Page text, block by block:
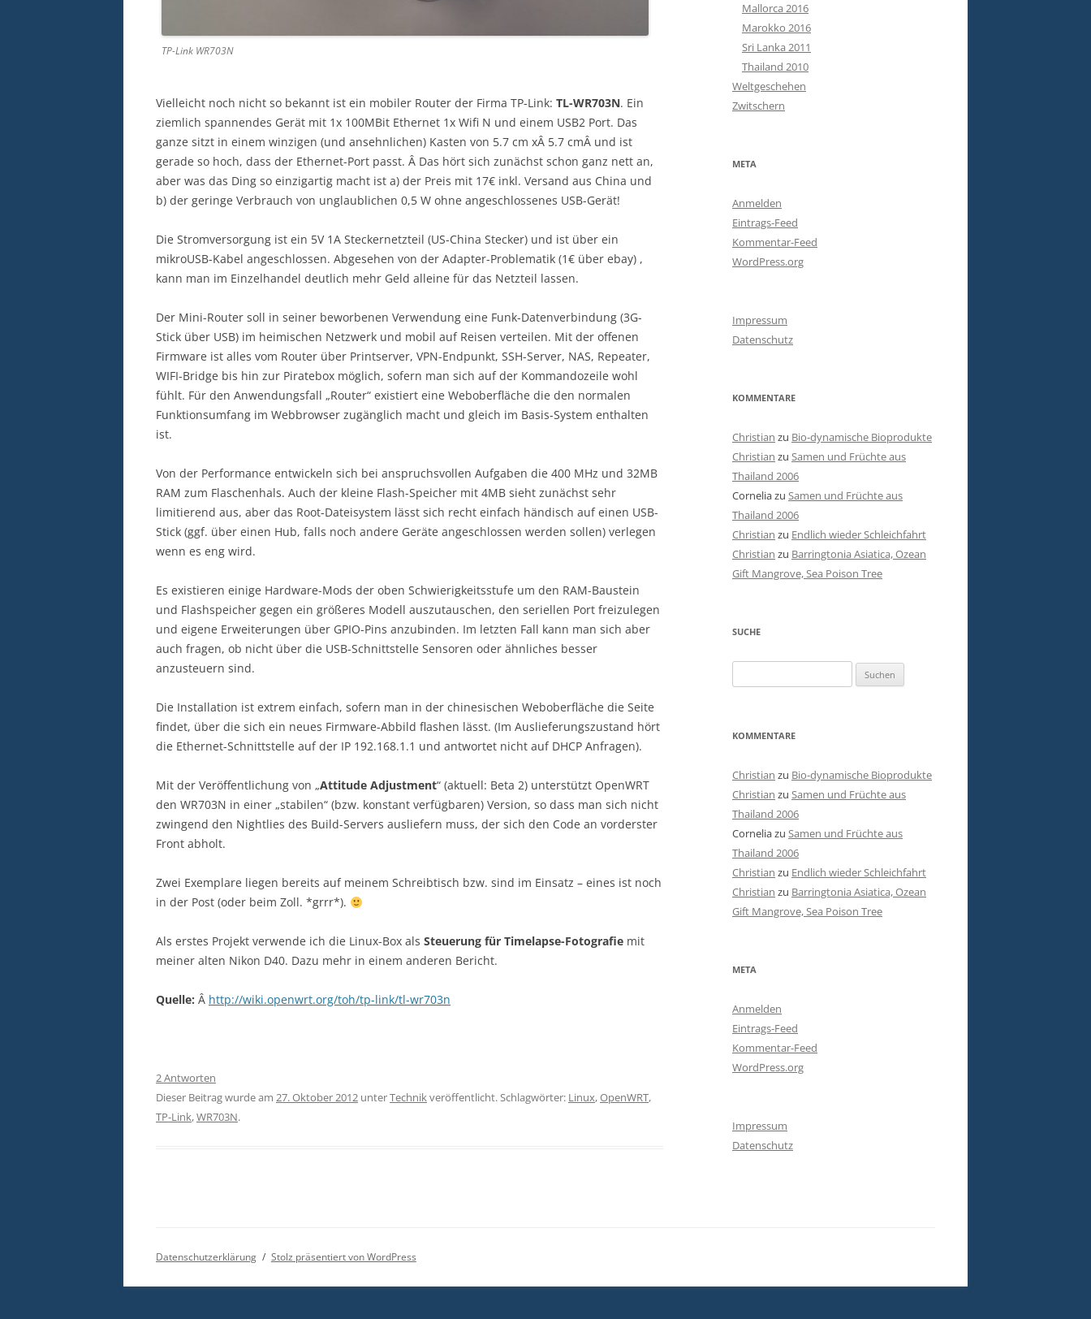
TP-Link WR703N
Vielleicht noch nicht so bekannt ist ein mobiler Router der Firma TP-Link: TL-WR703N. Ein
ziemlich spannendes Gerät mit 1x 100MBit Ethernet 1x Wifi N und einem USB2 Port. Das
ganze sitzt in einem winzigen (und ansehnlichen) Kasten von 5.7 cm xÂ 5.7 cmÂ und ist
gerade so hoch, dass der Ethernet-Port passt. Â Das hört sich zunächst schon ganz nett an,
aber was das Ding so einzigartig macht ist a) der Preis mit 17€ inkl. Versand aus China und
b) der geringe Verbrauch von unglaublichen 0,5 W ohne angeschlossenes USB-Gerät!
Die Stromversorgung ist ein 5V 1A Steckernetzteil (US-China Stecker) und ist über ein
mikroUSB-Kabel angeschlossen. Abgesehen von der Adapter-Problematik (1€ über ebay) ,
kann man im Einzelhandel deutlich mehr Geld alleine für das Netzteil lassen.
Der Mini-Router soll in seiner beworbenen Verwendung eine Funk-Datenverbindung (3G-
Stick über USB) im heimischen Netzwerk und mobil auf Reisen verteilen. Mit der offenen
Firmware ist alles vom Router über Printserver, VPN-Endpunkt, SSH-Server, NAS, Repeater,
WIFI-Bridge bis hin zur Piratebox möglich, sofern man sich auf der Kommandozeile wohl
fühlt. Für den Anwendungsfall „Router“ existiert eine Weboberfläche die den normalen
Funktionsumfang im Webbrowser zugänglich macht und gleich im Basis-System enthalten
ist.
Von der Performance entwickeln sich bei anspruchsvollen Aufgaben die 400 MHz und 32MB
RAM zum Flaschenhals. Auch der kleine Flash-Speicher mit 4MB sieht zunächst sehr
limitierend aus, aber das Root-Dateisystem lässt sich recht einfach händisch auf einen USB-
Stick (ggf. über einen Hub, falls noch andere Geräte angeschlossen werden sollen) verlegen
wenn es eng wird.
Es existieren einige Hardware-Mods der oben Schwierigkeitsstufe um den RAM-Baustein
und Flashspeicher gegen ein größeres Modell auszutauschen, den seriellen Port freizulegen
und eigene Erweiterungen über GPIO-Pins anzubinden. Im letzten Fall kann man sich aber
auch fragen, ob nicht über die USB-Schnittstelle Sensoren oder ähnliches besser
anzusteuern sind.
Die Installation ist extrem einfach, sofern man in der chinesischen Weboberfläche die Seite
findet, über die sich ein neues Firmware-Abbild flashen lässt. (Im Auslieferungszustand hört
die Ethernet-Schnittstelle auf der IP 192.168.1.1 und antwortet nicht auf DHCP Anfragen).
Mit der Veröffentlichung von „Attitude Adjustment“ (aktuell: Beta 2) unterstützt OpenWRT
den WR703N in einer „stabilen“ (bzw. konstant verfügbaren) Version, so dass man sich nicht
zwingend den Nightlies des Build-Servers ausliefern muss, der sich den Code an vorderster
Front abholt.
Zwei Exemplare liegen bereits auf meinem Schreibtisch bzw. sind im Einsatz – eines ist noch
in der Post (oder beim Zoll. *grrr*).
Als erstes Projekt verwende ich die Linux-Box als Steuerung für Timelapse-Fotografie mit
meiner alten Nikon D40. Dazu mehr in einem anderen Bericht.
Quelle: Â http://wiki.openwrt.org/toh/tp-link/tl-wr703n
2 Antworten
Dieser Beitrag wurde am 27. Oktober 2012 unterTechnikveröffentlicht. Schlagwörter: Linux,OpenWRT,
TP-Link,WR703N.
Mallorca 2016
Marokko 2016
Sri Lanka 2011
Thailand 2010
Weltgeschehen
Zwitschern
META
Anmelden
Eintrags-Feed
Kommentar-Feed
WordPress.org
Impressum
Datenschutz
KOMMENTARE
Christian zu Bio-dynamische Bioprodukte
Christian zu Samen und Früchte aus
Thailand 2006
Corneliazu Samen und Früchte aus
Thailand 2006
Christian zu Endlich wieder Schleichfahrt
Christian zu Barringtonia Asiatica, Ozean
Gift Mangrove, Sea Poison Tree
SUCHE
nach:
KOMMENTARE
Christian zu Bio-dynamische Bioprodukte
Christian zu Samen und Früchte aus
Thailand 2006
Corneliazu Samen und Früchte aus
Thailand 2006
Christian zu Endlich wieder Schleichfahrt
Christian zu Barringtonia Asiatica, Ozean
Gift Mangrove, Sea Poison Tree
META
Anmelden
Eintrags-Feed
Kommentar-Feed
WordPress.org
Impressum
Datenschutz
Datenschutzerklärung Stolz präsentiert von WordPress